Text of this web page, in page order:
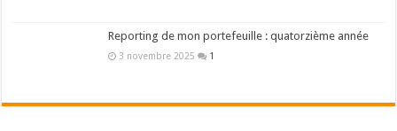
Reporting de mon portefeuille : quatorzième année
3 novembre 2025 1